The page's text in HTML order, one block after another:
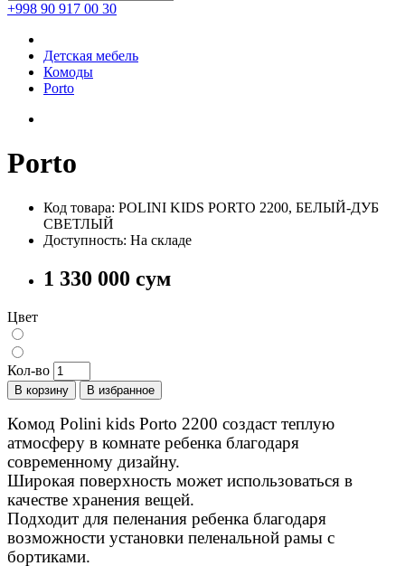
+998 90 917 00 30
Детская мебель
Комоды
Porto
Porto
Код товара: POLINI KIDS PORTO 2200, БЕЛЫЙ-ДУБ
СВЕТЛЫЙ
Доступность: На складе
1 330 000 сум
Цвет
Кол-во
В корзину В избранное
Комод Polini kids Porto 2200 создаст теплую
атмосферу в комнате ребенка благодаря
современному дизайну.
Широкая поверхность может использоваться в
качестве хранения вещей.
Подходит для пеленания ребенка благодаря
возможности установки пеленальной рамы с
бортиками.